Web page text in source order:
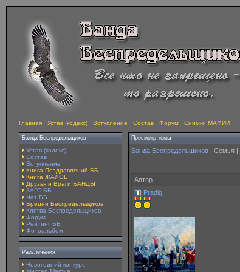
Главная · Устав (кодекс) · Вступление · Состав · Форум · Снимки МАФИИ
Банда Беспредельщиков
Устав (кодекс)
Состав
Вступление
Книга Поздравлений ББ
Книга ЖАЛОБ
Друзья и Враги БАНДЫ
ЗАГС ББ
Чат ББ
Бредни Беспредельщиков
Клятва Беспредельщиков
Форум
Рейтинг ББ
Фотоальбом
Развлечения
Новогодний конкурс
Просмотр темы
Банда Беспредельщиков | Семья |
Автор
Pradig